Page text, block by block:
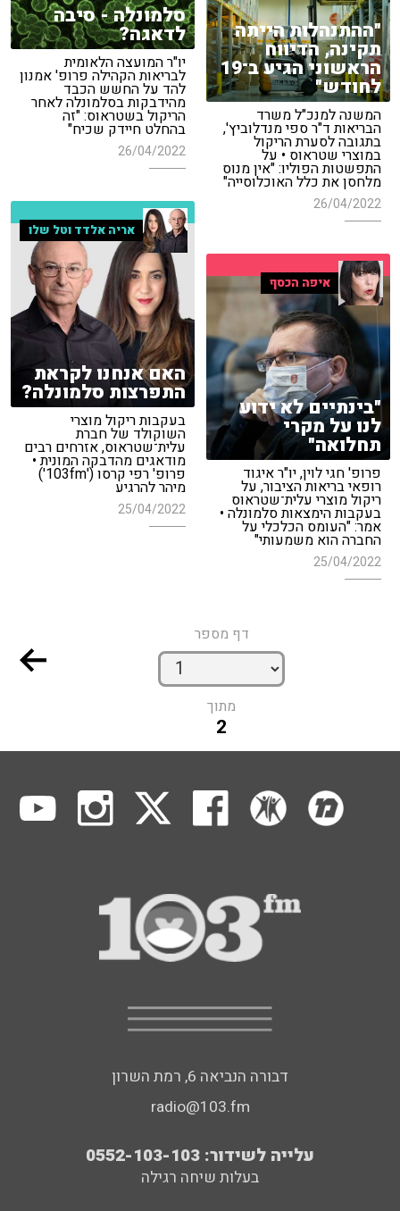
סלמונלה - סיבה
לדאגה?
יו"ר המועצה הלאומית
לבריאות הקהילה פרופ' אמנון
להד על החשש הכבד
מהידבקות בסלמונלה לאחר
הריקול בשטראוס: "זה
בהחלט חיידק שכיח"
26/04/2022
"ההתנהלות הייתה
תקינה, הדיווח
הראשוני הגיע ב־19
לחודש"
המשנה למנכ"ל משרד
הבריאות ד"ר ספי מנדלוביץ',
בתגובה לסערת הריקול
במוצרי שטראוס • על
התפשטות הפוליו: "אין מנוס
מלחסן את כלל האוכלוסייה"
26/04/2022
אריה אלדד וטל שלו
האם אנחנו לקראת
התפרצות סלמונלה?
בעקבות ריקול מוצרי
השוקולד של חברת
עלית־שטראוס, אזרחים רבים
מודאגים מהדבקה המונית •
פרופ' רפי קרסו ('103fm')
מיהר להרגיע
25/04/2022
איפה הכסף
"בינתיים לא ידוע
לנו על מקרי
תחלואה"
פרופ' חגי לוין, יו"ר איגוד
רופאי בריאות הציבור, על
ריקול מוצרי עלית־שטראוס
בעקבות הימצאות סלמונלה •
אמר: "העומס הכלכלי על
החברה הוא משמעותי"
25/04/2022
דף מספר
מתוך
2
דבורה הנביאה 6, רמת השרון
radio@103.fm
עלייה לשידור: 0552-103-103
בעלות שיחה רגילה